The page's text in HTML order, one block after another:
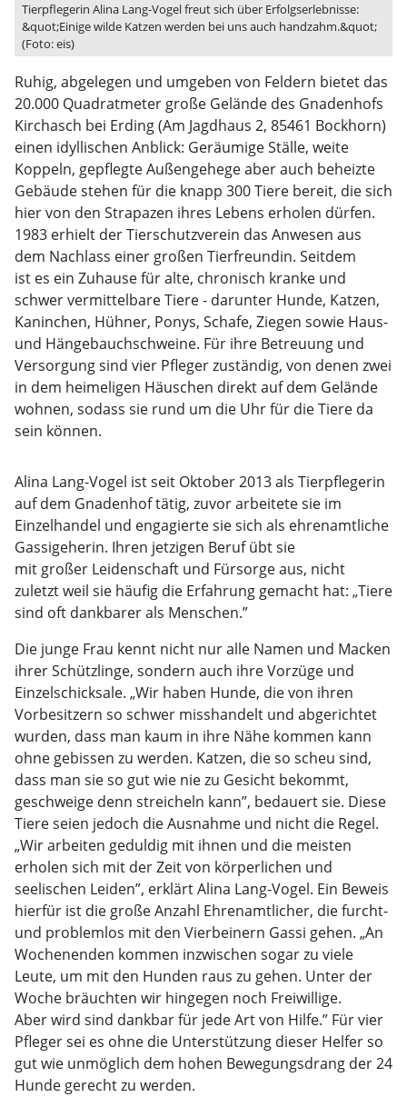
Tierpflegerin Alina Lang-Vogel freut sich über Erfolgserlebnisse:
&quot;Einige wilde Katzen werden bei uns auch handzahm.&quot;
(Foto: eis)
Ruhig, abgelegen und umgeben von Feldern bietet das
20.000 Quadratmeter große Gelände des Gnadenhofs
Kirchasch bei Erding (Am Jagdhaus 2, 85461 Bockhorn)
einen idyllischen Anblick: Geräumige Ställe, weite
Koppeln, gepflegte Außengehege aber auch beheizte
Gebäude stehen für die knapp 300 Tiere bereit, die sich
hier von den Strapazen ihres Lebens erholen dürfen.
1983 erhielt der Tierschutzverein das Anwesen aus
dem Nachlass einer großen Tierfreundin. Seitdem
ist es ein Zuhause für alte, chronisch kranke und
schwer vermittelbare Tiere - darunter Hunde, Katzen,
Kaninchen, Hühner, Ponys, Schafe, Ziegen sowie Haus-
und Hängebauchschweine. Für ihre Betreuung und
Versorgung sind vier Pfleger zuständig, von denen zwei
in dem heimeligen Häuschen direkt auf dem Gelände
wohnen, sodass sie rund um die Uhr für die Tiere da
sein können.
Alina Lang-Vogel ist seit Oktober 2013 als Tierpflegerin
auf dem Gnadenhof tätig, zuvor arbeitete sie im
Einzelhandel und engagierte sie sich als ehrenamtliche
Gassigeherin. Ihren jetzigen Beruf übt sie
mit großer Leidenschaft und Fürsorge aus, nicht
zuletzt weil sie häufig die Erfahrung gemacht hat: „Tiere
sind oft dankbarer als Menschen.”
Die junge Frau kennt nicht nur alle Namen und Macken
ihrer Schützlinge, sondern auch ihre Vorzüge und
Einzelschicksale. „Wir haben Hunde, die von ihren
Vorbesitzern so schwer misshandelt und abgerichtet
wurden, dass man kaum in ihre Nähe kommen kann
ohne gebissen zu werden. Katzen, die so scheu sind,
dass man sie so gut wie nie zu Gesicht bekommt,
geschweige denn streicheln kann”, bedauert sie. Diese
Tiere seien jedoch die Ausnahme und nicht die Regel.
„Wir arbeiten geduldig mit ihnen und die meisten
erholen sich mit der Zeit von körperlichen und
seelischen Leiden”, erklärt Alina Lang-Vogel. Ein Beweis
hierfür ist die große Anzahl Ehrenamtlicher, die furcht-
und problemlos mit den Vierbeinern Gassi gehen. „An
Wochenenden kommen inzwischen sogar zu viele
Leute, um mit den Hunden raus zu gehen. Unter der
Woche bräuchten wir hingegen noch Freiwillige.
Aber wird sind dankbar für jede Art von Hilfe.” Für vier
Pfleger sei es ohne die Unterstützung dieser Helfer so
gut wie unmöglich dem hohen Bewegungsdrang der 24
Hunde gerecht zu werden.